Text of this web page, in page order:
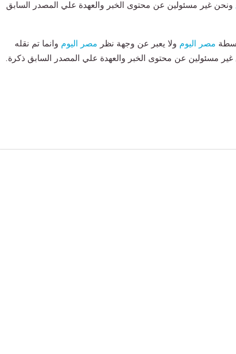
ونحن غير مسئولين عن محتوى الخبر والعهدة علي المصدر السابق
مصر اليوم ولا يعبر عن وجهة نظر مصر اليوم وانما تم نقله
مسئولين عن محتوى الخبر والعهدة علي المصدر السابق ذكرة.